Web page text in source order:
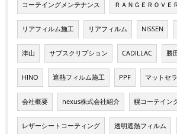
コーテイングメンテナンス ＲＡＮＧＥＲＯＶＥ
リアフィルム施工 リアフィルム NISSEN
津山 サブスクリプション CADILLAC 勝
HINO 遮熱フィルム施工 PPF マットセ
会社概要 nexus株式会社紹介 幌コーテイン
レザーシートコーティング 透明遮熱フィルム